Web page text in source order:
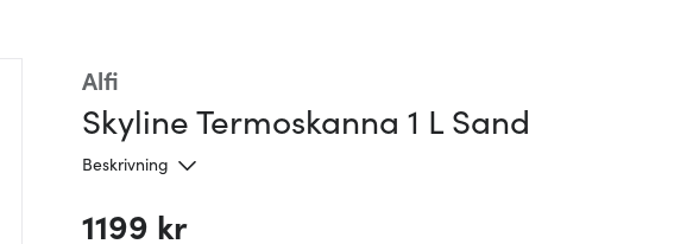
Alfi
Skyline Termoskanna 1 L Sand
Beskrivning
1199 kr